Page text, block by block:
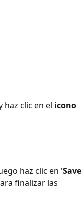
haz clic en el icono
haz clic en 'Save
finalizar las